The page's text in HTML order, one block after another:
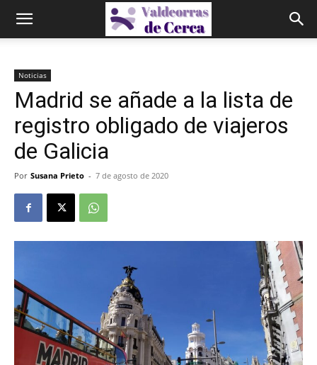
Noticias
Madrid se añade a la lista de
registro obligado de viajeros
de Galicia
Por Susana Prieto - 7 de agosto de 2020